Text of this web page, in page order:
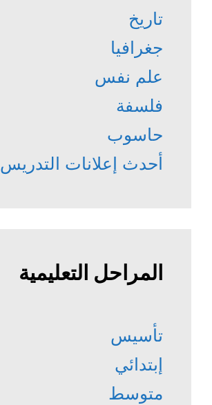
تاريخ
جغرافيا
علم نفس
فلسفة
حاسوب
أحدث إعلانات التدريس
المراحل التعليمية
تأسيس
إبتدائي
متوسط